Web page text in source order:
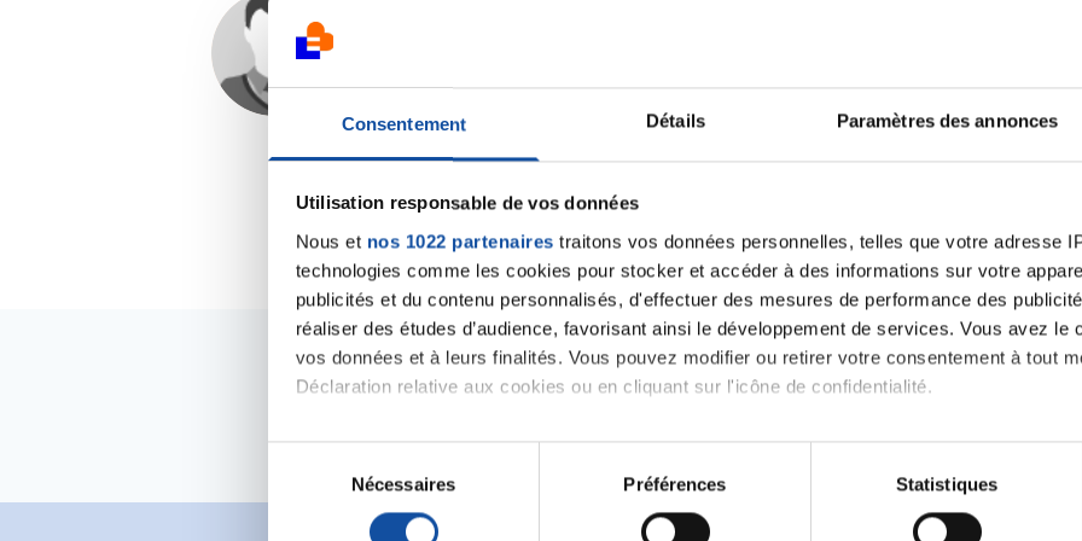
Consentement Détails Paramètres des annonces
Utilisation responsable de vos données
Nous et nos 1022 partenaires traitons vos données personnelles, telles que votre adresse
technologies comme les cookies pour stocker et accéder à des informations sur votre
publicités et du contenu personnalisés, d'effectuer des mesures de performance des
réaliser des études d’audience, favorisant ainsi le développement de services. Vous avez le
vos données et à leurs finalités. Vous pouvez modifier ou retirer votre consentement à tout
Déclaration relative aux cookies ou en cliquant sur l'icône de confidentialité.
Si vous le permettez, nous aimerions également :
Collecter des informations sur votre localisation géographique qui peuvent être
digitales).
Nécessaires Préférences Statistiques
changer de dentifrice pour un à base de plantes.
comptant celle de mercredi avant un scanner prévu
Ils vont me diminuer la dose du traitement car
un enfer [selles molles et très acide] . Je prend
que ça agisse. Très bon courage à vous aussi. A très